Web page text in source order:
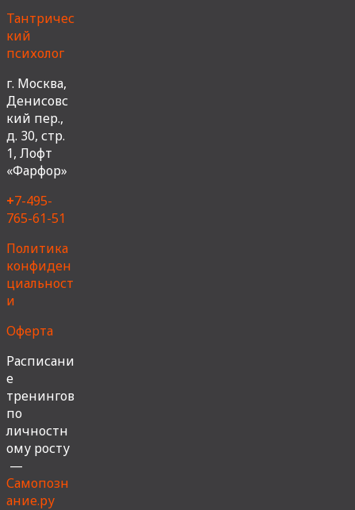
Тантричес
кий
психолог
г. Москва,
Денисовс
кий пер.,
д. 30, стр.
1, Лофт
«Фарфор»
+7-495-
765-61-51
Политика
конфиден
циальност
и
Оферта
Расписани
е
тренингов
по
личностн
ому росту
—
Самопозн
ание.ру